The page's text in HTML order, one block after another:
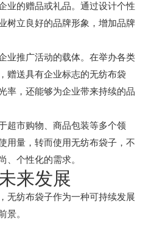
业的赠品或礼品。通过设计个性
树立良好的品牌形象，增加品牌
业推广活动的载体。在举办各类
赠送具有企业标志的无纺布袋
率，还能够为企业带来持续的品
超市购物、商品包装等多个领
用量，转而使用无纺布袋子，不
、个性化的需求。
来发展
无纺布袋子作为一种可持续发展
景。